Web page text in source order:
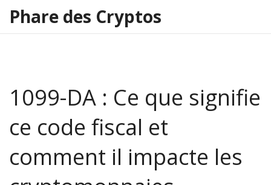
Phare des Cryptos
1099-DA : Ce que signifie
ce code fiscal et
comment il impacte les